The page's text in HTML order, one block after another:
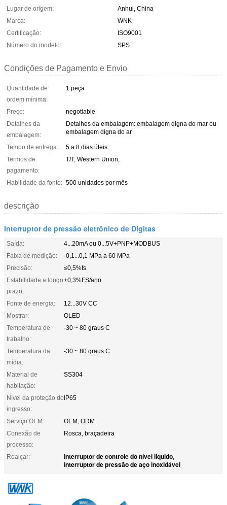
Lugar de origem:
Anhui, China
Marca:
WNK
Certificação:
ISO9001
Número do modelo:
SPS
Condições de Pagamento e Envio
Quantidade de
ordem mínima:
1 peça
Preço:
negotiable
Detalhes da
embalagem:
Detalhes da embalagem: embalagem digna do mar ou
embalagem digna do ar
Tempo de entrega:
5 a 8 dias úteis
Termos de
pagamento:
T/T, Western Union,
Habilidade da fonte: 500 unidades por mês
descrição
Interruptor de pressão eletrônico de Digitas
Saída:
4...20mA ou 0...5V+PNP+MODBUS
Faixa de medição:
-0,1...0,1 MPa a 60 MPa
Precisão:
≤0,5%fs
Estabilidade a longo
prazo:
±0,3%FS/ano
Fonte de energia:
12...30V CC
Mostrar:
OLED
Temperatura de
trabalho:
-30 ~ 80 graus C
Temperatura da
mídia:
-30 ~ 80 graus C
Material de
habitação:
SS304
Nível da proteção do
ingresso:
IP65
Serviço OEM:
OEM, ODM
Conexão de
processo:
Rosca, braçadeira
Realçar: interruptor de controle do nível líquido,
interruptor de pressão de aço inoxidável